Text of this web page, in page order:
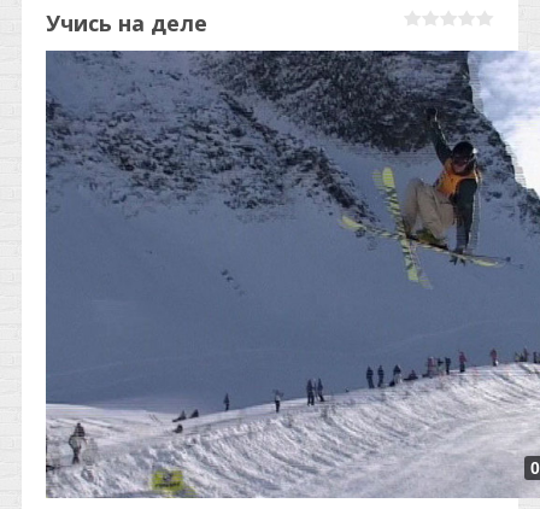
Учись на деле